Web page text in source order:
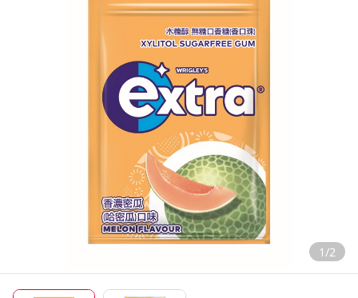
1/2